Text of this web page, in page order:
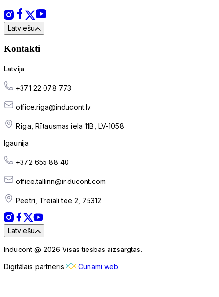
Latviešu
Kontakti
Latvija
+371 22 078 773
office.riga@inducont.lv
Rīga, Rītausmas iela 11B, LV-1058
Igaunija
+372 655 88 40
office.tallinn@inducont.com
Peetri, Treiali tee 2, 75312
Latviešu
Inducont @ 2026 Visas tiesbas aizsargtas.
Digitālais partneris Cunami web